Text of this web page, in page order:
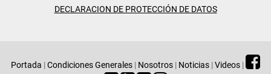
DECLARACION DE PROTECCIÓN DE DATOS
Portada |Condiciones Generales | Nosotros | Noticias |Videos |